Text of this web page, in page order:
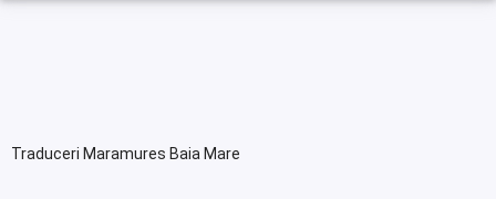
Traduceri Maramures Baia Mare